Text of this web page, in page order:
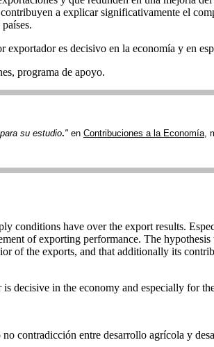
a explicar significativamente el
es decisivo en la economía y en
programa de apoyo.
su estudio." en Contribuciones a la Economía,
conditions have over the export results.
of exporting performance. The
the exports, and that additionally its
decisive in the economy and especially for
contradicción entre desarrollo agrícola y